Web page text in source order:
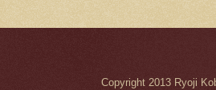
Copyright 2013 Ryoji